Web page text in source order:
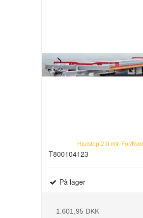
Hjulstop 2.0 mtr. For/Rød
T800104123
På lager
1.601,95 DKK